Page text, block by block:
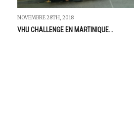
NOVEMBRE 28TH, 2018
VHU CHALLENGE EN MARTINIQUE...